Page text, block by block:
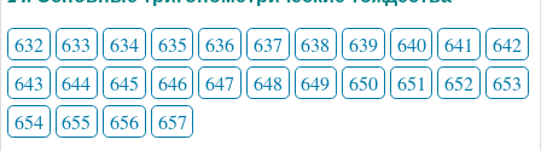
632 633 634 635 636 637 638 639 640 641
642
643
644 645 646 647 648 649 650 651 652
653
654
655 656 657